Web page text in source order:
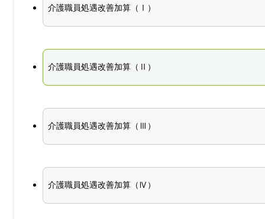
介護職員処遇改善加算（Ⅰ）
介護職員処遇改善加算（Ⅱ）
介護職員処遇改善加算（Ⅲ）
介護職員処遇改善加算（Ⅳ）